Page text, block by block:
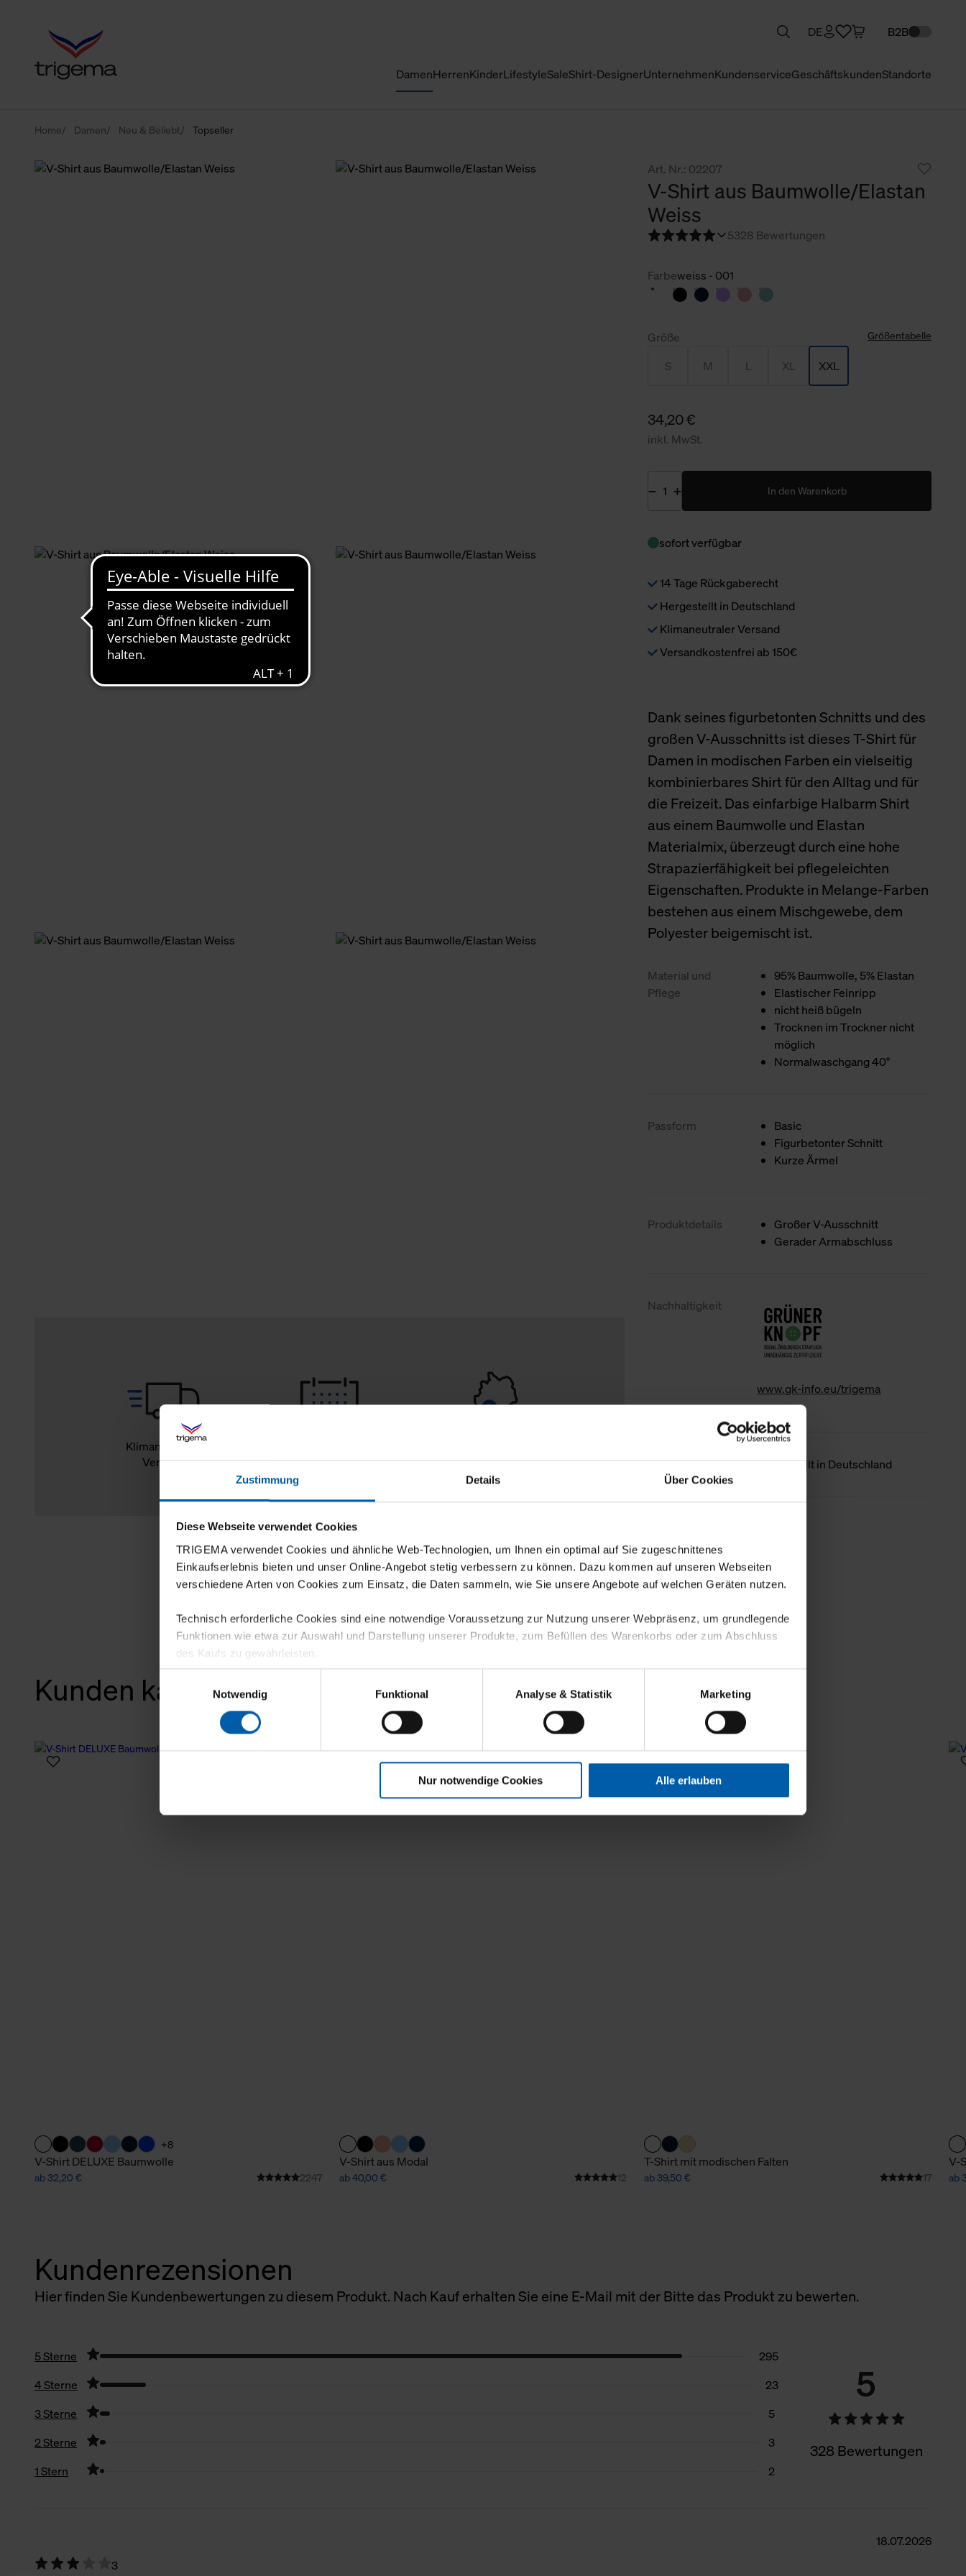
Zustimmung Details Über Cookies
Diese Webseite verwendet Cookies
TRIGEMA verwendet Cookies und ähnliche Web-Technologien, um Ihnen ein optimal auf Sie zugeschnittenes
Einkaufserlebnis bieten und unser Online-Angebot stetig verbessern zu können. Dazu kommen auf unseren Webseiten
verschiedene Arten von Cookies zum Einsatz, die Daten sammeln, wie Sie unsere Angebote auf welchen Geräten nutzen.
Technisch erforderliche Cookies sind eine notwendige Voraussetzung zur Nutzung unserer Webpräsenz, um grundlegende
Funktionen wie etwa zur Auswahl und Darstellung unserer Produkte, zum Befüllen des Warenkorbs oder zum Abschluss
des Kaufs zu gewährleisten.
Für die Darstellung personalisierter Angebote, Anzeigen und Inhalte aufgrund Ihres Nutzerverhaltens und Ihres Profils
sowie für Marketing-, Statistik- und Tracking-Zwecke zur Analyse und Optimierung unserer Webpräsenz speichern wir
personenbezogene Informationen. Diese übermitteln wir in anonymisierter Form an Dritte wie etwa unsere
Klicken Sie auf "Alle erlauben", damit wir alle Cookies und Web-Technologien für Ihr personalisiertes Einkaufserlebnis
verwenden dürfen. Über die jeweiligen Schaltflächen können Sie die Arten der Cookies selbst festlegen, die Sie erlauben
Notwendig
Funktional Analyse & Statistik Marketing
Nur notwendige Cookies Alle erlauben
DamenHerrenKinderLifestyleSaleShirt-DesignerUnternehmenKundenserviceGeschäftskundenStandorte
DE B2B
Home Damen Neu & Beliebt Topseller
Klimaneutraler
Versand
Rückgaberecht
Burladingen
Art. Nr.: 02207
V-Shirt aus Baumwolle/Elastan
Weiss
5328 Bewertungen
Farbeweiss - 001
Größe Größentabelle
S M L XL XXL
34,20 €
inkl. MwSt.
In den Warenkorb
sofort verfügbar
14 Tage Rückgaberecht
Hergestellt in Deutschland
Klimaneutraler Versand
Versandkostenfrei ab 150€
Dank seines figurbetonten Schnitts und des
großen V-Ausschnitts ist dieses T-Shirt für
Damen in modischen Farben ein vielseitig
kombinierbares Shirt für den Alltag und für
die Freizeit. Das einfarbige Halbarm Shirt
aus einem Baumwolle und Elastan
Materialmix, überzeugt durch eine hohe
Strapazierfähigkeit bei pflegeleichten
Eigenschaften. Produkte in Melange-Farben
bestehen aus einem Mischgewebe, dem
Polyester beigemischt ist.
Material und
Pflege
95% Baumwolle, 5% Elastan
Elastischer Feinripp
nicht heiß bügeln
Trocknen im Trockner nicht
möglich
Normalwaschgang 40°
Passform
Basic
Figurbetonter Schnitt
Kurze Ärmel
Produktdetails
Großer V-Ausschnitt
Gerader Armabschluss
Nachhaltigkeit
www.gk-info.eu/trigema
Ursprungsland Hergestellt in Deutschland
Kunden kauften auch
+8
V-Shirt DELUXE Baumwolle
ab 32,20 € 2247
V-Shirt aus Modal
ab 40,00 € 12
T-Shirt mit modischen Falten
ab 39,50 € 17
V-
ab
Kundenrezensionen
Hier finden Sie Kundenbewertungen zu diesem Produkt. Nach Kauf erhalten Sie eine E-Mail mit der Bitte das Produkt zu bewerten.
5
328 Bewertungen
5 Sterne
295
4 Sterne
23
3 Sterne
5
2 Sterne
3
1 Stern
2
18.07.2026
3